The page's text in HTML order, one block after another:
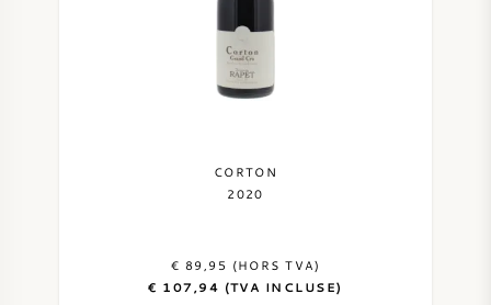
CORTON
2020
€ 89,95 (HORS TVA)
€ 107,94 (TVA INCLUSE)